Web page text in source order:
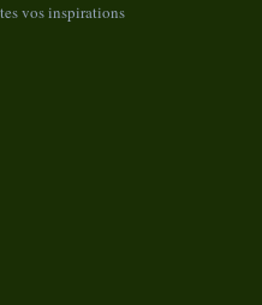
vos inspirations